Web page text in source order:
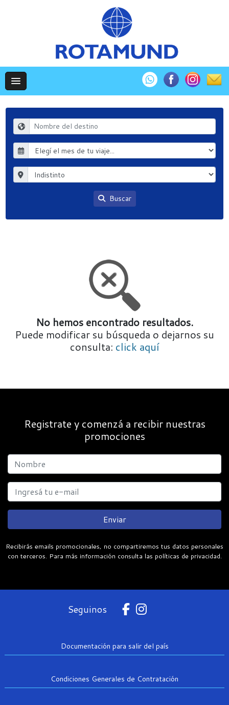
Buscar
No hemos encontrado resultados.
Puede modificar su búsqueda o dejarnos su
consulta: click aquí
Registrate y comenzá a recibir nuestras
promociones
Enviar
Recibirás emails promocionales, no compartiremos tus datos personales
con terceros. Para más información consulta las políticas de privacidad.
Seguinos
Documentación para salir del país
Condiciones Generales de Contratación